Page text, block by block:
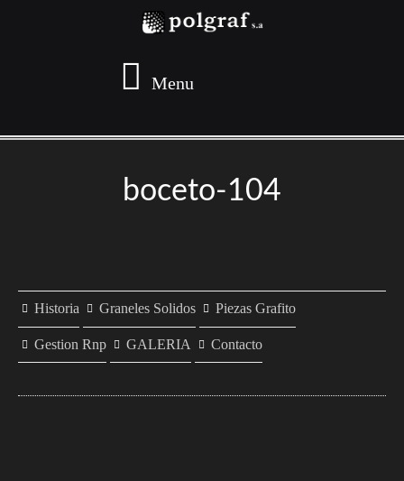
Menu
boceto-104
Historia Graneles Solidos Piezas Grafito
Gestion Rnp GALERIA Contacto